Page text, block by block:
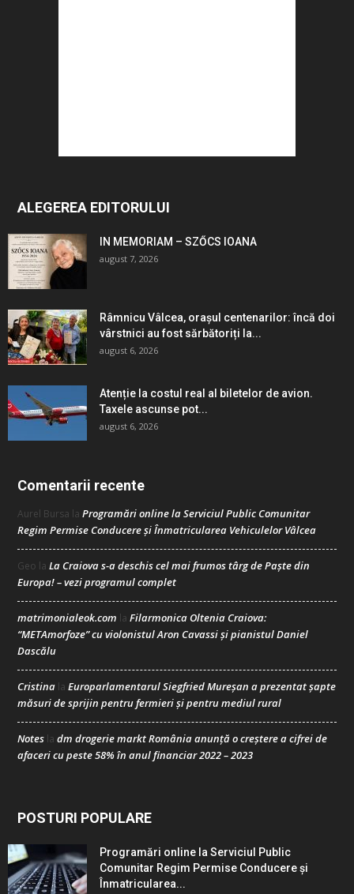
ALEGEREA EDITORULUI
IN MEMORIAM – SZŐCS IOANA
august 7, 2026
Râmnicu Vâlcea, orașul centenarilor: încă doi
vârstnici au fost sărbătoriți la...
august 6, 2026
Atenție la costul real al biletelor de avion.
Taxele ascunse pot...
august 6, 2026
Comentarii recente
Aurel Bursa la Programări online la Serviciul Public Comunitar
Regim Permise Conducere şi Înmatricularea Vehiculelor Vâlcea
Geo la La Craiova s-a deschis cel mai frumos târg de Paște din
Europa! – vezi programul complet
matrimonialeok.com la Filarmonica Oltenia Craiova:
“METAmorfoze” cu violonistul Aron Cavassi și pianistul Daniel
Dascălu
Cristina la Europarlamentarul Siegfried Mureșan a prezentat șapte
măsuri de sprijin pentru fermieri și pentru mediul rural
Notes la dm drogerie markt România anunță o creștere a cifrei de
afaceri cu peste 58% în anul financiar 2022 – 2023
POSTURI POPULARE
Programări online la Serviciul Public
Comunitar Regim Permise Conducere şi
Înmatricularea...